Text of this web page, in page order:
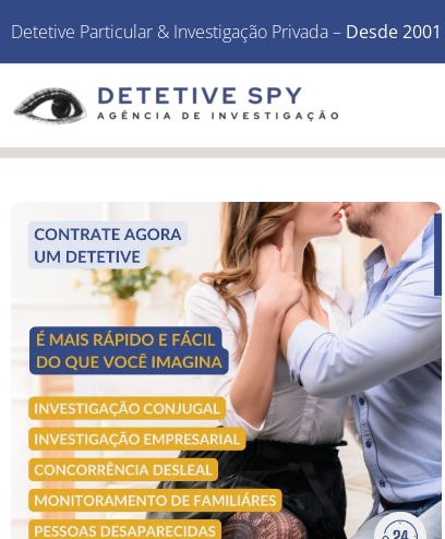
Detetive Particular & Investigação Privada – Desde 2001